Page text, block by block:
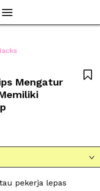
Mengatur


pekerja lepas